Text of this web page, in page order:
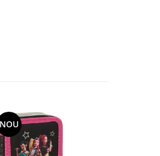
NOU